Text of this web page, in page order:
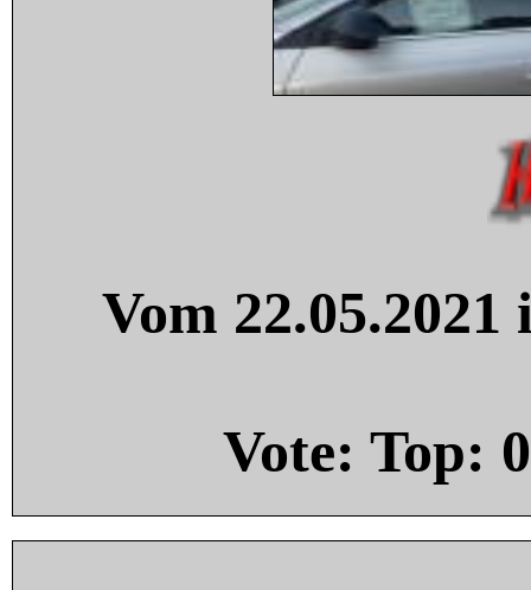
Vom
Vote: Top: 0